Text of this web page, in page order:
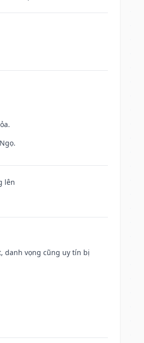
lên
danh vọng cũng uy tín bị